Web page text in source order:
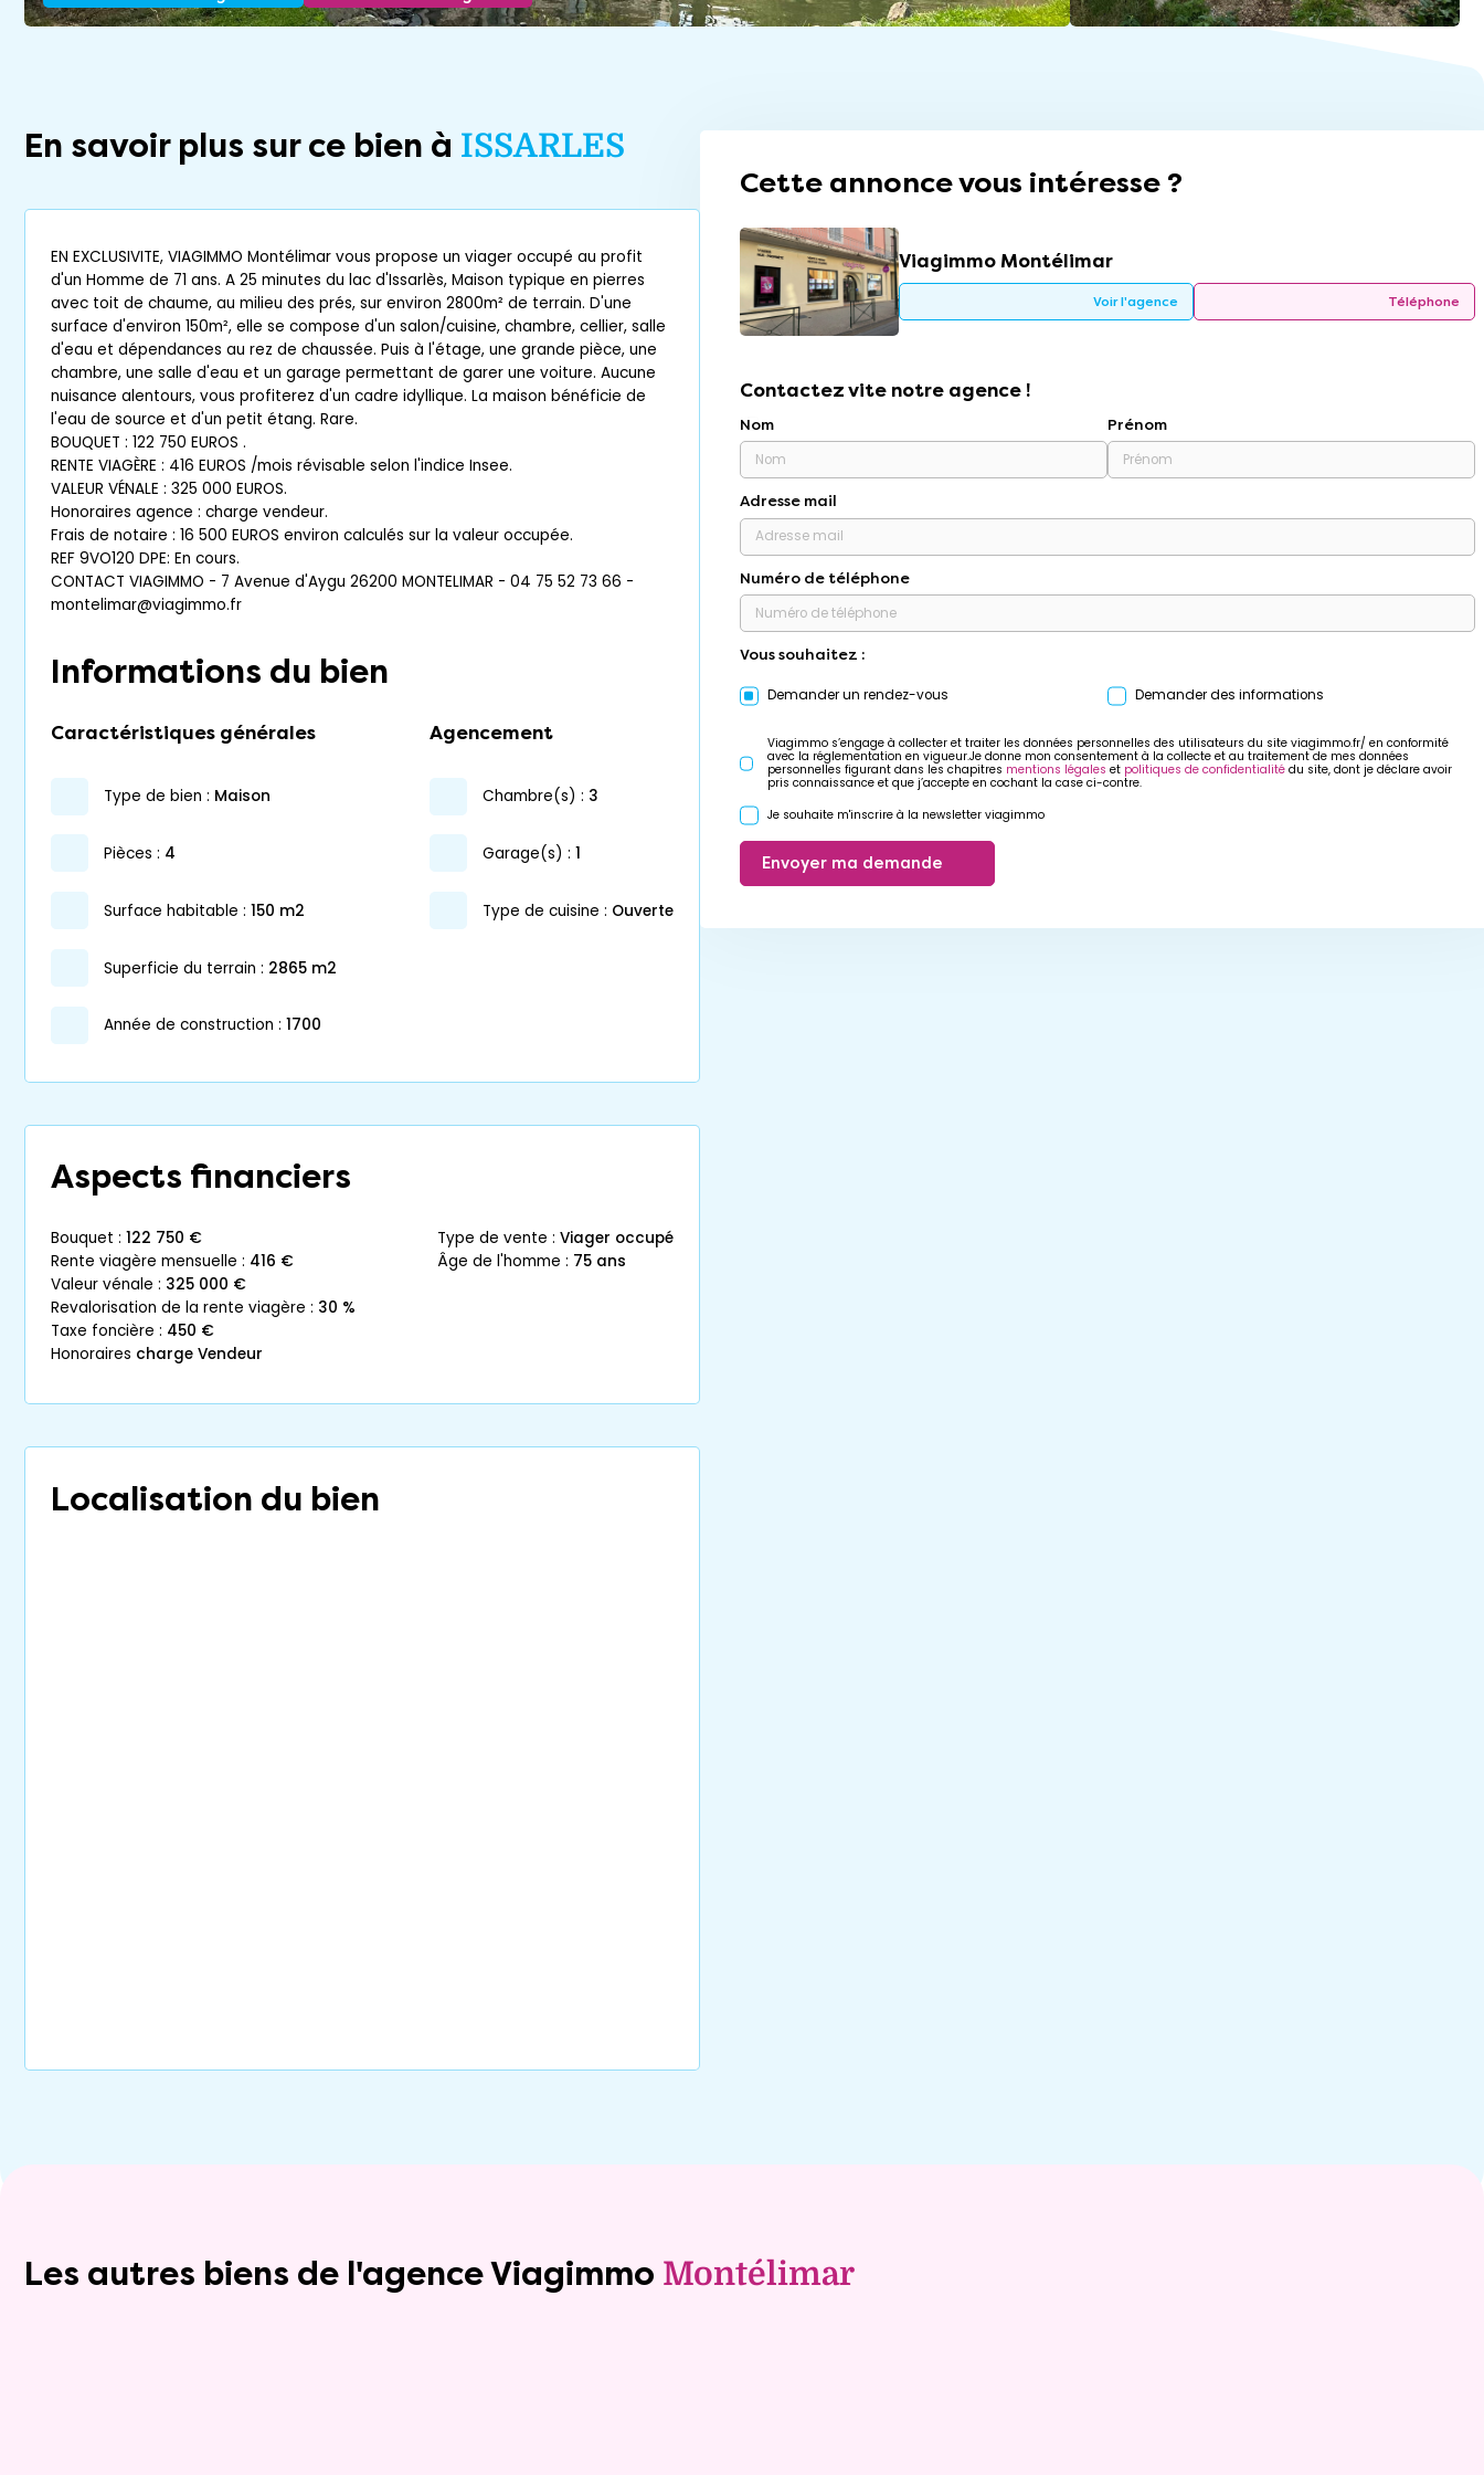
En savoir plus sur ce bien à ISSARLES
EN EXCLUSIVITE, VIAGIMMO Montélimar vous propose un viager occupé au profit
d'un Homme de 71 ans. A 25 minutes du lac d'Issarlès, Maison typique en pierres
avec toit de chaume, au milieu des prés, sur environ 2800m² de terrain. D'une
surface d'environ 150m², elle se compose d'un salon/cuisine, chambre, cellier, salle
d'eau et dépendances au rez de chaussée. Puis à l'étage, une grande pièce, une
chambre, une salle d'eau et un garage permettant de garer une voiture. Aucune
nuisance alentours, vous profiterez d'un cadre idyllique. La maison bénéficie de
l'eau de source et d'un petit étang. Rare.
BOUQUET : 122 750 EUROS .
RENTE VIAGÈRE : 416 EUROS /mois révisable selon l'indice Insee.
VALEUR VÉNALE : 325 000 EUROS.
Honoraires agence : charge vendeur.
Frais de notaire : 16 500 EUROS environ calculés sur la valeur occupée.
REF 9VO120 DPE: En cours.
CONTACT VIAGIMMO - 7 Avenue d'Aygu 26200 MONTELIMAR - 04 75 52 73 66 -
montelimar@viagimmo.fr
Informations du bien
Caractéristiques générales
type de bien : maison
pièces : 4
surface habitable : 150 m2
superficie du terrain : 2865 m2
année de construction : 1700
Agencement
chambre(s) : 3
garage(s) : 1
Type de cuisine : Ouverte
Aspects financiers
bouquet : 122 750 €
rente viagère mensuelle : 416 €
valeur vénale : 325 000 €
revalorisation de la rente viagère : 30 %
taxe foncière : 450 €
honoraires charge Vendeur
type de vente : Viager occupé
âge de l'homme : 75 ans
Localisation du bien
Cette annonce vous intéresse ?
Viagimmo Montélimar
Voir l'agence Téléphone
Contactez vite notre agence !
Nom Prénom
Adresse mail
Numéro de téléphone
Vous souhaitez :
Demander un rendez-vous Demander des informations
Viagimmo s’engage à collecter et traiter les données personnelles des utilisateurs du site viagimmo.fr/ en conformité
avec la réglementation en vigueur.Je donne mon consentement à la collecte et au traitement de mes données
personnelles figurant dans les chapitres mentions légales et politiques de confidentialité du site, dont je déclare avoir
pris connaissance et que j’accepte en cochant la case ci-contre.
Je souhaite m'inscrire à la newsletter viagimmo
Envoyer ma demande
Les autres biens de l'agence Viagimmo Montélimar